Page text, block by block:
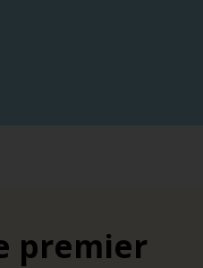
premier